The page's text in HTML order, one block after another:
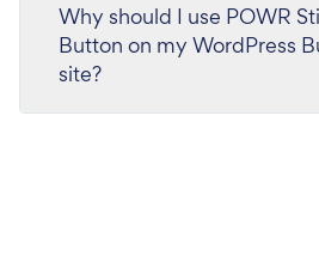
Why should I use POWR
Button on my WordPress
site?